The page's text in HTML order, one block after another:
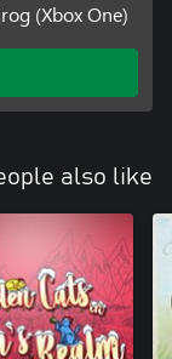
(Xbox One)
also like